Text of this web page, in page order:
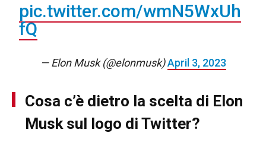
pic.twitter.com/wmN5WxUh
fQ
— Elon Musk (@elonmusk)April 3, 2023
Cosa c’è dietro la scelta di Elon
Musk sul logo di Twitter?